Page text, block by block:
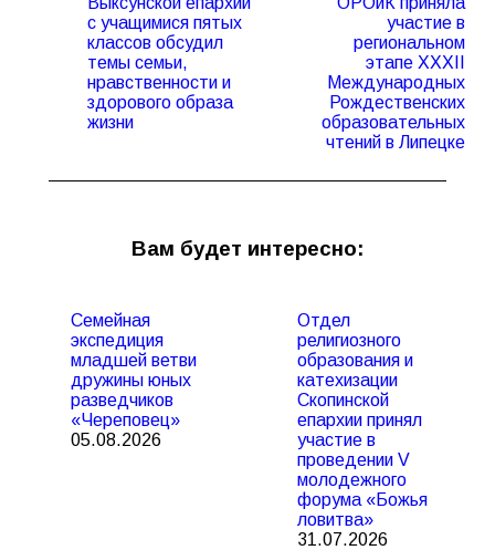
Предыдущая
запись:
с учащимися пятых
классов обсудил
темы семьи,
нравственности и
здорового образа
жизни
Следующая
запись:
участие в
региональном
этапе XXXII
Международных
Рождественских
образовательных
чтений в Липецке
Вам будет интересно:
Семейная
экспедиция
младшей ветви
дружины юных
разведчиков
«Череповец»
05.08.2026
Отдел
религиозного
образования и
катехизации
Скопинской
епархии принял
участие в
проведении V
молодежного
форума «Божья
ловитва»
31.07.2026